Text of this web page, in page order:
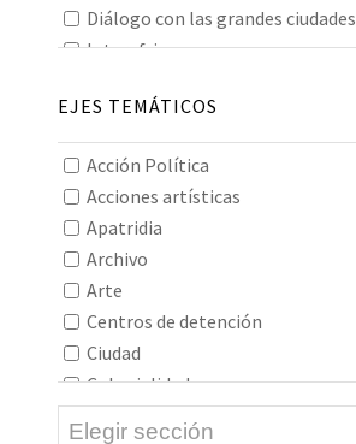
Diálogo con las grandes ciudades
Interafricano
Interasiático
Intereuropeo
Oceanía
Todos los continentes
EJES TEMÁTICOS
Acción Política
Acciones artísticas
Apatridia
Archivo
Arte
Centros de detención
Ciudad
Colonialidad